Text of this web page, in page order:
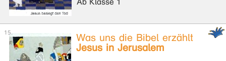
Was uns die Bibel erzählt
Jesus in Jerusalem